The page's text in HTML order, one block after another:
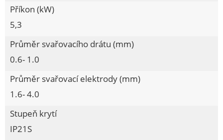
Sloupové vrtačky
Startovací zdroje
Stříbrné plachty 200g
Stříkací pistole
Svařovací dráty CO2
Svěráky
Příkon (kW)
5,3
Průměr svařovacího drátu (mm)
0.6- 1.0
Průměr svařovací elektrody (mm)
1.6- 4.0
Stupeň krytí
IP21S